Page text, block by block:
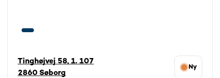
Tinghøjvej 58, 1. 107
2860 Søborg
Ny